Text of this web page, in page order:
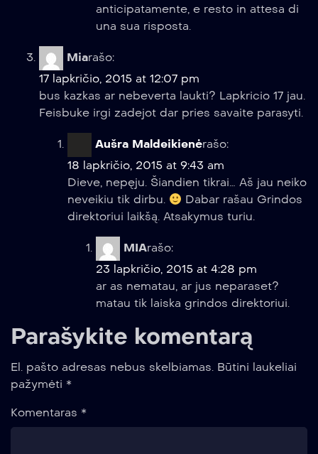
anticipatamente, e resto in attesa di
una sua risposta.
Miarašo:
17 lapkričio, 2015 at 12:07 pm
bus kazkas ar nebeverta laukti? Lapkricio 17 jau.
Feisbuke irgi zadejot dar pries savaite parasyti.
Aušra Maldeikienėrašo:
18 lapkričio, 2015 at 9:43 am
Dieve, nepęju. Šiandien tikrai… Aš jau neiko
neveikiu tik dirbu.
Dabar rašau Grindos
direktoriui laikšą. Atsakymus turiu.
MIArašo:
23 lapkričio, 2015 at 4:28 pm
ar as nematau, ar jus neparaset?
matau tik laiska grindos direktoriui.
Parašykite komentarą
El. pašto adresas nebus skelbiamas. Būtini laukeliai
pažymėti *
Komentaras *